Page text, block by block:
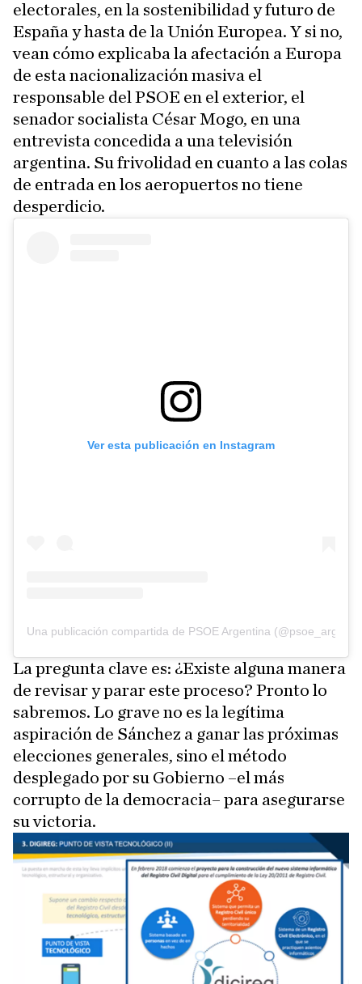
electorales, en la sostenibilidad y futuro de
España y hasta de la Unión Europea. Y si no,
vean cómo explicaba la afectación a Europa
de esta nacionalización masiva el
responsable del PSOE en el exterior, el
senador socialista César Mogo, en una
entrevista concedida a una televisión
argentina. Su frivolidad en cuanto a las colas
de entrada en los aeropuertos no tiene
desperdicio.
Ver esta publicación en Instagram
Una publicación compartida de PSOE Argentina
La pregunta clave es: ¿Existe alguna manera
de revisar y parar este proceso? Pronto lo
sabremos. Lo grave no es la legítima
aspiración de Sánchez a ganar las próximas
elecciones generales, sino el método
desplegado por su Gobierno –el más
corrupto de la democracia– para asegurarse
su victoria.